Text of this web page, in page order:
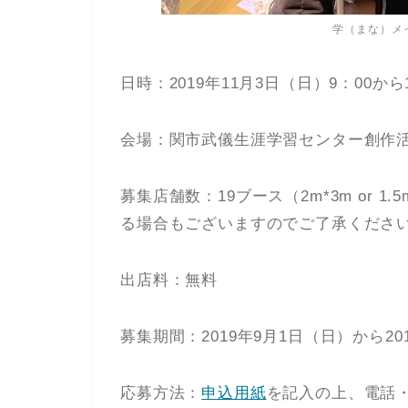
学（まな）メ
日時：2019年11月3日（日）9：00か
会場：関市武儀生涯学習センター創作
募集店舗数：19ブース（2m*3m or
る場合もございますのでご了承くださ
出店料：無料
募集期間：2019年9月1日（日）から
応募方法： 申込用紙を記入の上、電話